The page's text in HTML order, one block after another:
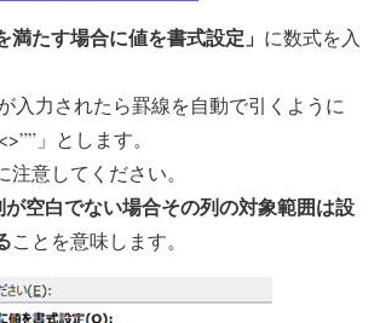
満たす場合に値を書式設定」 に数式を入
入力されたら罫線を自動で引くように
」とします。
意してください。
が空白でない場合その列の対象範囲は設
ことを意味します。